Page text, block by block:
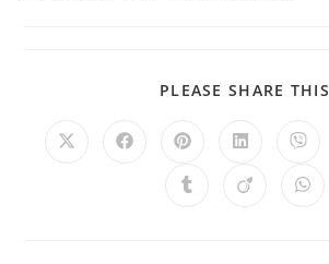
PLEASE SHARE THIS